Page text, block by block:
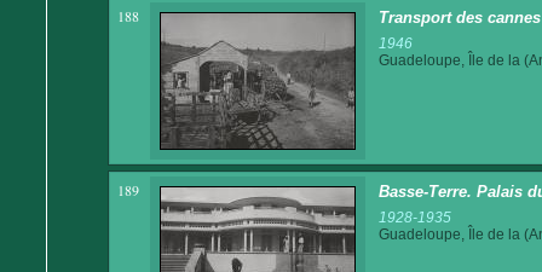
188 Transport des
1946
Guadeloupe, Île de la
189 Basse-Terre. Palais
1928-1935
Guadeloupe, Île de la